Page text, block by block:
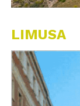
LIMUSA